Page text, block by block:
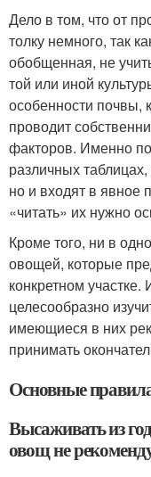
Дело в том, что от
толку немного, так
обобщенная, не
той или иной
особенности почвы,
проводит
факторов. Именно
различных
но и входят в явное
«читать» их нужно
Кроме того, ни в
овощей, которые
конкретном
целесообразно
имеющиеся в них
принимать
Основные
Высаживать из
овощ не